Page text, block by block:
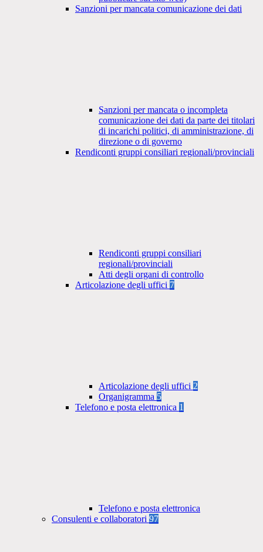
Sanzioni per mancata comunicazione dei dati
Sanzioni per mancata o incompleta
comunicazione dei dati da parte dei titolari
di incarichi politici, di amministrazione, di
direzione o di governo
Rendiconti gruppi consiliari regionali/provinciali
Rendiconti gruppi consiliari
regionali/provinciali
Atti degli organi di controllo
Articolazione degli uffici 7
Articolazione degli uffici 2
Organigramma 5
Telefono e posta elettronica 1
Telefono e posta elettronica
Consulenti e collaboratori 97